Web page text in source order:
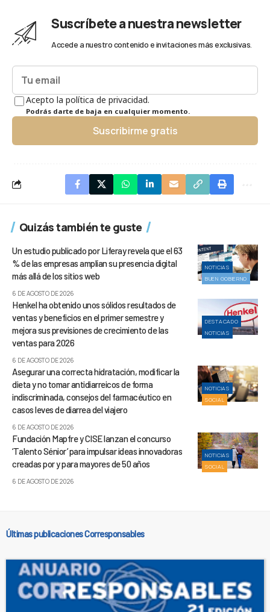
Suscríbete a nuestra newsletter
Accede a nuestro contenido e invitaciones más exclusivas.
Acepto la política de privacidad.
Podrás darte de baja en cualquier momento.
Suscribirme gratis
Quizás también te guste
NOTICIAS
BUEN GOBIERNO
Un estudio publicado por Liferay revela que el 63
% de las empresas amplían su presencia digital
más allá de los sitios web
6 DE AGOSTO DE 2026
DESTACADO
NOTICIAS
Henkel ha obtenido unos sólidos resultados de
ventas y beneficios en el primer semestre y
mejora sus previsiones de crecimiento de las
ventas para 2026
6 DE AGOSTO DE 2026
NOTICIAS
SOCIAL
Asegurar una correcta hidratación, modificar la
dieta y no tomar antidiarreicos de forma
indiscriminada, consejos del farmacéutico en
casos leves de diarrea del viajero
6 DE AGOSTO DE 2026
NOTICIAS
SOCIAL
Fundación Mapfre y CISE lanzan el concurso
‘Talento Sénior’ para impulsar ideas innovadoras
creadas por y para mayores de 50 años
6 DE AGOSTO DE 2026
Últimas publicaciones Corresponsables